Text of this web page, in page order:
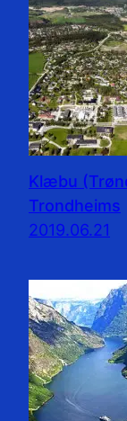
Klæbu
Trondheims
2019.06.21